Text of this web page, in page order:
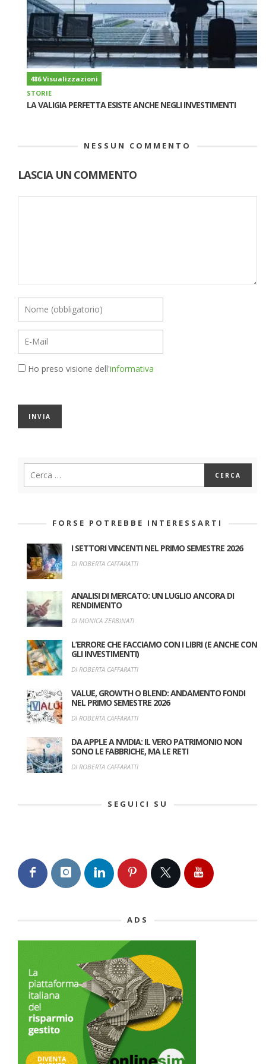
486 Visualizzazioni
STORIE
LA VALIGIA PERFETTA ESISTE ANCHE NEGLI INVESTIMENTI
NESSUN COMMENTO
LASCIA UN COMMENTO
Ho preso visione dell'informativa
FORSE POTREBBE INTERESSARTI
I SETTORI VINCENTI NEL PRIMO SEMESTRE 2026
DI ROBERTA CAFFARATTI
ANALISI DI MERCATO: UN LUGLIO ANCORA DI
RENDIMENTO
DI MONICA ZERBINATI
L’ERRORE CHE FACCIAMO CON I LIBRI (E ANCHE CON
GLI INVESTIMENTI)
DI ROBERTA CAFFARATTI
VALUE, GROWTH O BLEND: ANDAMENTO FONDI
NEL PRIMO SEMESTRE 2026
DI ROBERTA CAFFARATTI
DA APPLE A NVIDIA: IL VERO PATRIMONIO NON
SONO LE FABBRICHE, MA LE RETI
DI ROBERTA CAFFARATTI
SEGUICI SU
ADS